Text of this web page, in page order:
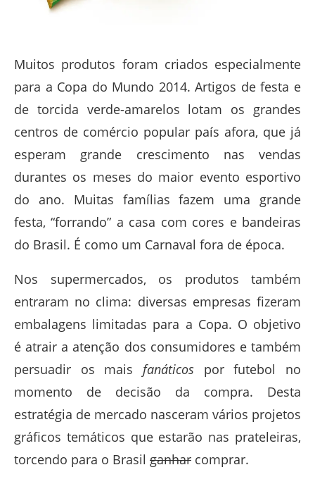
Muitos produtos foram criados especialmente
para a Copa do Mundo 2014. Artigos de festa e
de torcida verde-amarelos lotam os grandes
centros de comércio popular país afora, que já
esperam grande crescimento nas vendas
durantes os meses do maior evento esportivo
do ano. Muitas famílias fazem uma grande
festa, “forrando” a casa com cores e bandeiras
do Brasil. É como um Carnaval fora de época.
Nos supermercados, os produtos também
entraram no clima: diversas empresas fizeram
embalagens limitadas para a Copa. O objetivo
é atrair a atenção dos consumidores e também
persuadir os mais fanáticos por futebol no
momento de decisão da compra. Desta
estratégia de mercado nasceram vários projetos
gráficos temáticos que estarão nas prateleiras,
torcendo para o Brasil ganhar comprar.